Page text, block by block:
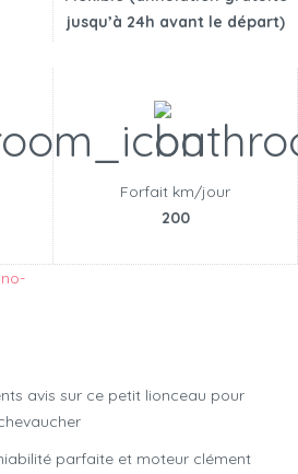
jusqu’à 24h avant le départ)
Forfait km/jour
200
avis sur ce petit lionceau pour
parfaite et moteur clément